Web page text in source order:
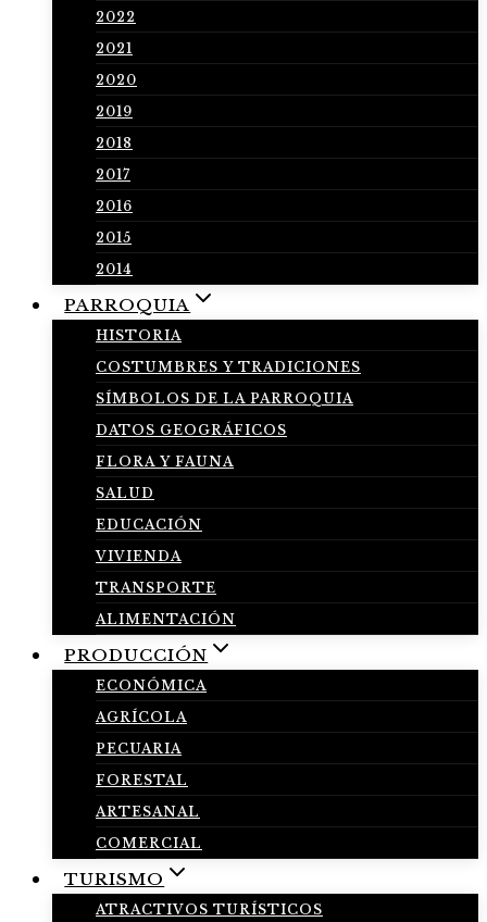
2022
2021
2020
2019
2018
2017
2016
2015
2014
PARROQUIA
HISTORIA
COSTUMBRES Y TRADICIONES
SÍMBOLOS DE LA PARROQUIA
DATOS GEOGRÁFICOS
FLORA Y FAUNA
SALUD
EDUCACIÓN
VIVIENDA
TRANSPORTE
ALIMENTACIÓN
PRODUCCIÓN
ECONÓMICA
AGRÍCOLA
PECUARIA
FORESTAL
ARTESANAL
COMERCIAL
TURISMO
ATRACTIVOS TURÍSTICOS